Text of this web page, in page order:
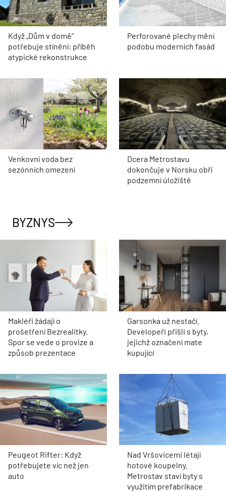
Když „Dům v domě“
potřebuje stínění: příběh
atypické rekonstrukce
Perforované plechy mění
podobu moderních fasád
Venkovní voda bez
sezónních omezení
Dcera Metrostavu
dokončuje v Norsku obří
podzemní úložiště
BYZNYS
Makléři žádají o
prošetření Bezrealitky.
Spor se vede o provize a
způsob prezentace
Garsonka už nestačí.
Developeři přišli s byty,
jejichž označení mate
kupující
Peugeot Rifter: Když
potřebujete víc než jen
auto
Nad Vršovicemi létají
hotové koupelny.
Metrostav staví byty s
využitím prefabrikace